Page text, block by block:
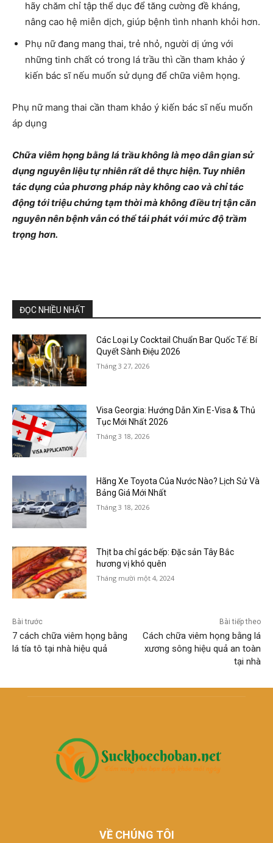
hãy chăm chỉ tập thể dục để tăng cường đề kháng,
nâng cao hệ miễn dịch, giúp bệnh tình nhanh khỏi hơn.
Phụ nữ đang mang thai, trẻ nhỏ, người dị ứng với
những tinh chất có trong lá trầu thì cần tham khảo ý
kiến bác sĩ nếu muốn sử dụng để chữa viêm họng.
Phụ nữ mang thai cần tham khảo ý kiến bác sĩ nếu muốn
áp dụng
Chữa viêm họng bằng lá trầu không là mẹo dân gian sử
dụng nguyên liệu tự nhiên rất dễ thực hiện. Tuy nhiên
tác dụng của phương pháp này không cao và chỉ tác
động tới triệu chứng tạm thời mà không điều trị tận căn
nguyên nên bệnh vẫn có thể tái phát với mức độ trầm
trọng hơn.
ĐỌC NHIỀU NHẤT
Các Loại Ly Cocktail Chuẩn Bar Quốc Tế: Bí
Quyết Sành Điệu 2026
Tháng 3 27, 2026
Visa Georgia: Hướng Dẫn Xin E-Visa & Thủ
Tục Mới Nhất 2026
Tháng 3 18, 2026
Hãng Xe Toyota Của Nước Nào? Lịch Sử Và
Bảng Giá Mới Nhất
Tháng 3 18, 2026
Thịt ba chỉ gác bếp: Đặc sản Tây Bắc
hương vị khó quên
Tháng mười một 4, 2024
Bài trước
7 cách chữa viêm họng bằng
lá tía tô tại nhà hiệu quả
Bài tiếp theo
Cách chữa viêm họng bằng lá
xương sông hiệu quả an toàn
tại nhà
VỀ CHÚNG TÔI